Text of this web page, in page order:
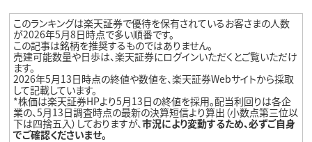
このランキングは楽天証券で優待を保有されているお客さまの人数
が2026年5月8日時点で多い順番です。
この記事は銘柄を推奨するものではありません。
売建可能数量や日歩は、楽天証券にログインいただくとご覧いただけ
ます。
2026年5月13日時点の終値や数値を、楽天証券Webサイトから採取
して記載しています。
*株価は楽天証券HPより5月13日の終値を採用。配当利回りは各企
業の、5月13日調査時点の最新の決算短信より算出（小数点第三位以
下は四捨五入）しておりますが、市況により変動するため、必ずご自身
でご確認くださいませ。